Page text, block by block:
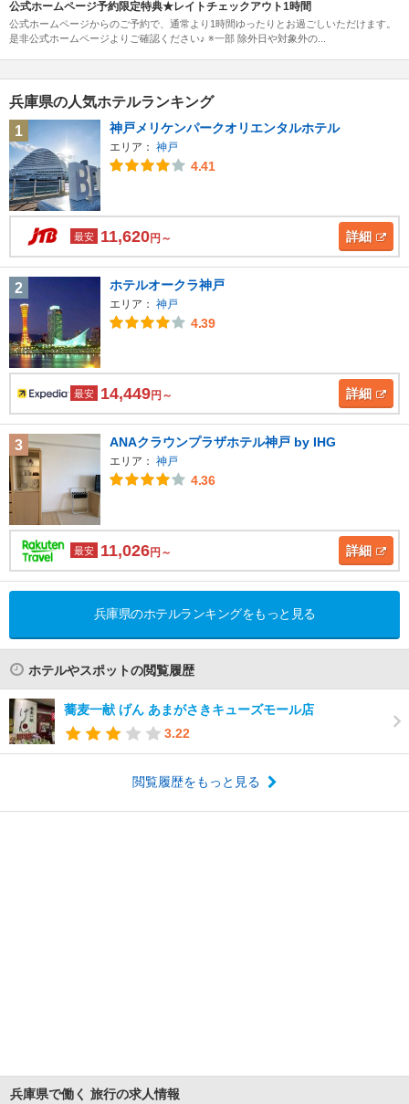
公式ホームページ予約限定特典★レイトチェックアウト1時間
公式ホームページからのご予約で、通常より1時間ゆったりとお過ごしいただけます。
是非公式ホームページよりご確認ください♪ ※一部 除外日や対象外の...
兵庫県の人気ホテルランキング
1
神戸メリケンパークオリエンタルホテル
エリア： 神戸
4.41
最安 11,620円～ 詳細
2 ホテルオークラ神戸
エリア： 神戸
4.39
最安 14,449円～ 詳細
3 ANAクラウンプラザホテル神戸 by IHG
エリア： 神戸
4.36
最安 11,026円～ 詳細
兵庫県のホテルランキングをもっと見る
ホテルやスポットの閲覧履歴
蕎麦一献 げん あまがさきキューズモール店
3.22
閲覧履歴をもっと見る
兵庫県で働く 旅行の求人情報